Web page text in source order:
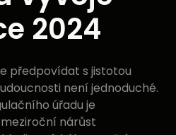
2024
předpovídat s jistotou
není jednoduché.
úřadu je
nárůst